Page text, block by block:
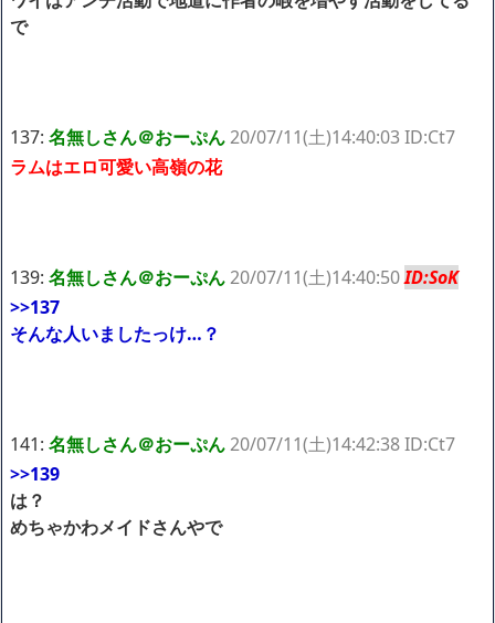
で
137: 名無しさん＠おーぷん20/07/11(土)14:40:03 ID:Ct7
ラムはエロ可愛い高嶺の花
139: 名無しさん＠おーぷん20/07/11(土)14:40:50ID:SoK
>>137
そんな人いましたっけ…？
141: 名無しさん＠おーぷん20/07/11(土)14:42:38 ID:Ct7
>>139
は？
めちゃかわメイドさんやで